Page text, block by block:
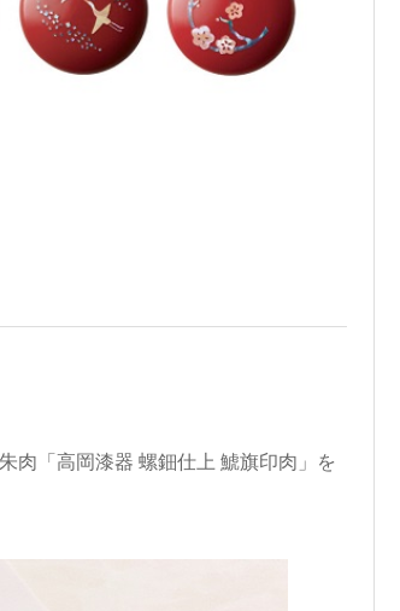
肉「高岡漆器 螺鈿仕上 鯱旗印肉」を